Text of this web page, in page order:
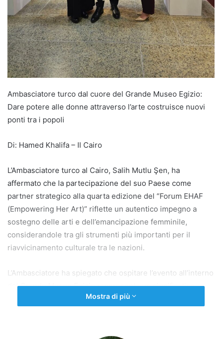
Ambasciatore turco dal cuore del Grande Museo Egizio:
Dare potere alle donne attraverso l’arte costruisce nuovi
ponti tra i popoli
Di: Hamed Khalifa – Il Cairo
L’Ambasciatore turco al Cairo, Salih Mutlu Şen, ha
affermato che la partecipazione del suo Paese come
partner strategico alla quarta edizione del “Forum EHAF
(Empowering Her Art)” riflette un autentico impegno a
sostegno delle arti e dell’emancipazione femminile,
considerandole tra gli strumenti più importanti per il
riavvicinamento culturale tra le nazioni.
L’Ambasciatore ha spiegato che ospitare l’evento all’interno
del Grande Museo Egizio rappresenta un significativo
valore culturale, dove la storia antica si fonde con la
Mostra di più